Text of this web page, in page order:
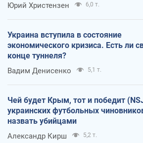
Юрий Христензен 6,0 т.
Украина вступила в состояние
экономического кризиса. Есть ли
конце туннеля?
Вадим Денисенко 5,1 т.
Чей будет Крым, тот и победит
украинских футбольных
назвать убийцами
Александр Кирш 5,2 т.